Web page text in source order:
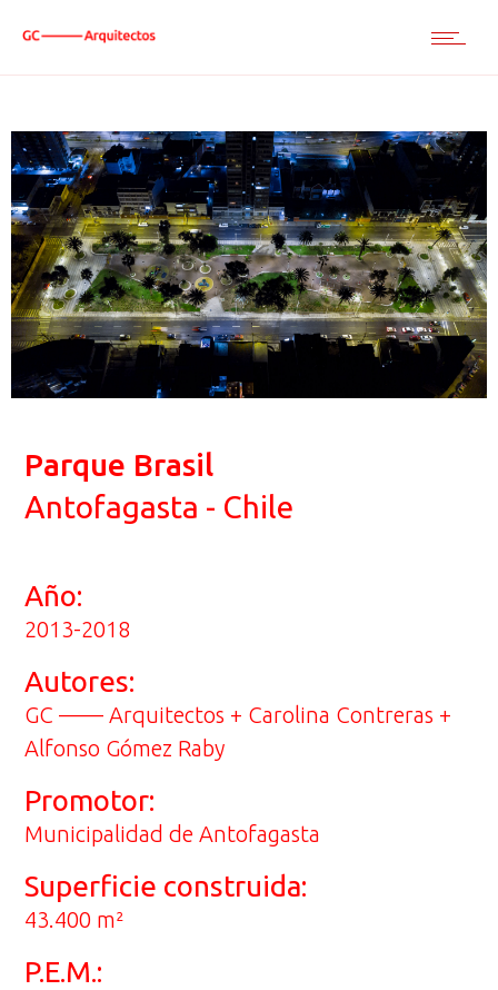
Parque Brasil
Antofagasta - Chile
Año:
2013-2018
Autores:
GC —— Arquitectos + Carolina Contreras +
Alfonso Gómez Raby
Promotor:
Municipalidad de Antofagasta
Superficie construida:
43.400 m²
P.E.M.: